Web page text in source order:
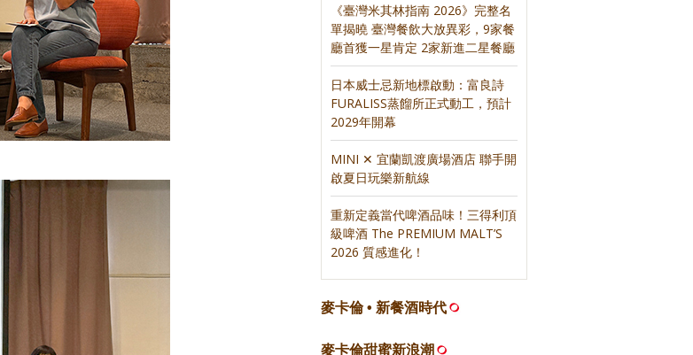
《臺灣米其林指南 2026》完整名
單揭曉 臺灣餐飲大放異彩，9家餐
廳首獲一星肯定 2家新進二星餐廳
日本威士忌新地標啟動：富良詩
FURALISS蒸餾所正式動工，預計
2029年開幕
MINI ✕ 宜蘭凱渡廣場酒店 聯手開
啟夏日玩樂新航線
重新定義當代啤酒品味！三得利頂
級啤酒 The PREMIUM MALT’S
2026 質感進化！
麥卡倫 • 新餐酒時代
麥卡倫甜蜜新浪潮